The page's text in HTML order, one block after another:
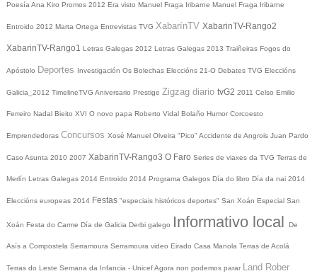
Poesía Ana Kiro Promos 2012 Era visto Manuel Fraga Iribarne Manuel Fraga Iribarne
Entroido 2012 Marta Ortega Entrevistas TVG XabarínTV XabarinTV-Rango2
XabarinTV-Rango1 Letras Galegas 2012 Letras Galegas 2013 Traiñeiras Fogos do
Apóstolo Deportes Investigación Os Bolechas Eleccións 21-O Debates TVG Eleccións
Galicia_2012 TimelineTVG Aniversario Prestige Zigzag diario tvG2 2011 Celso Emilio
Ferreiro Nadal Bieito XVI O novo papa Roberto Vidal Bolaño Humor Corcoesto
Emprendedoras Concursos Xosé Manuel Olveira "Pico" Accidente de Angrois Juan Pardo
Caso Asunta 2010 2007 XabarinTV-Rango3 O Faro Series de viaxes da TVG Terras de
Merlín Letras Galegas 2014 Entroido 2014 Programa Galegos Día do libro Día da nai 2014
Eleccións europeas 2014 Festas "especiais históricos deportes" San Xoán Especial San
Xoán Festa do Carme Día de Galicia Derbi galego Informativo local De
Asís a Compostela Serramoura Serramoura video Eirado Casa Manola Terras de Acolá
Terras do Leste Semana da Infancia - UnicefAgora non podemos parar Land Rober